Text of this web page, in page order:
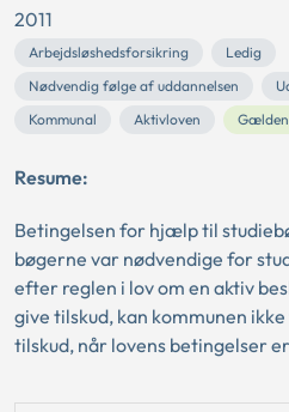
2011
Arbejdsløshedsforsikring
Ledig
Nødvendig følge af uddannelsen
Kommunal
Aktivloven
Resume:
Betingelsen for hjælp til
bøgerne var nødvendige for
efter reglen i lov om en aktiv
give tilskud, kan kommunen
tilskud, når lovens betingelser